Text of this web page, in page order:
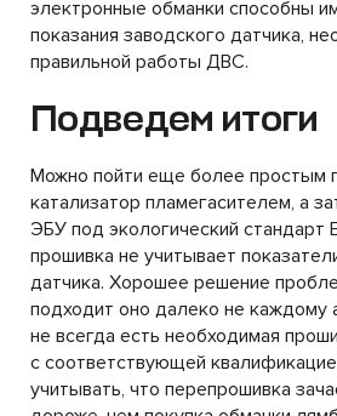
электронные обманки способны
показания заводского датчика,
правильной работы ДВС.
Подведем итоги
Можно пойти еще более простым
катализатор пламегасителем, а
ЭБУ под экологический стандарт
прошивка не учитывает
датчика. Хорошее решение
подходит оно далеко не каждому
не всегда есть необходимая
с соответствующей
учитывать, что перепрошивка